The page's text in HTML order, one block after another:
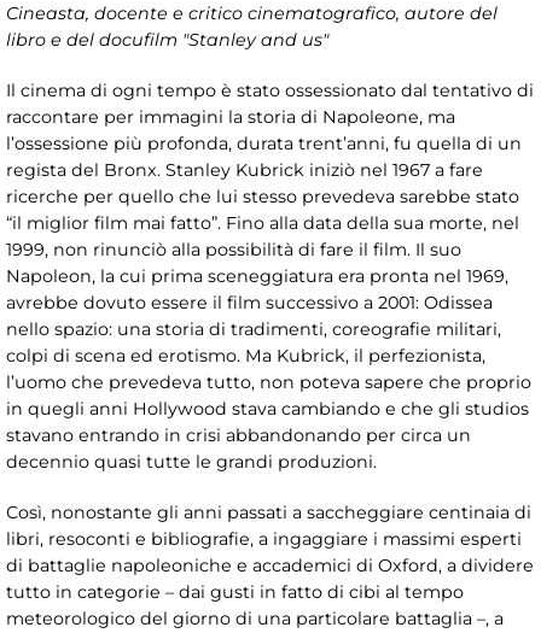
Cineasta, docente e critico cinematografico, autore del
libro e del docufilm "Stanley and us"
Il cinema di ogni tempo è stato ossessionato dal tentativo di
raccontare per immagini la storia di Napoleone, ma
l’ossessione più profonda, durata trent’anni, fu quella di un
regista del Bronx. Stanley Kubrick iniziò nel 1967 a fare
ricerche per quello che lui stesso prevedeva sarebbe stato
“il miglior film mai fatto”. Fino alla data della sua morte, nel
1999, non rinunciò alla possibilità di fare il film. Il suo
Napoleon, la cui prima sceneggiatura era pronta nel 1969,
avrebbe dovuto essere il film successivo a 2001: Odissea
nello spazio: una storia di tradimenti, coreografie militari,
colpi di scena ed erotismo. Ma Kubrick, il perfezionista,
l’uomo che prevedeva tutto, non poteva sapere che proprio
in quegli anni Hollywood stava cambiando e che gli studios
stavano entrando in crisi abbandonando per circa un
decennio quasi tutte le grandi produzioni.
Così, nonostante gli anni passati a saccheggiare centinaia di
libri, resoconti e bibliografie, a ingaggiare i massimi esperti
di battaglie napoleoniche e accademici di Oxford, a dividere
tutto in categorie – dai gusti in fatto di cibi al tempo
meteorologico del giorno di una particolare battaglia –, a